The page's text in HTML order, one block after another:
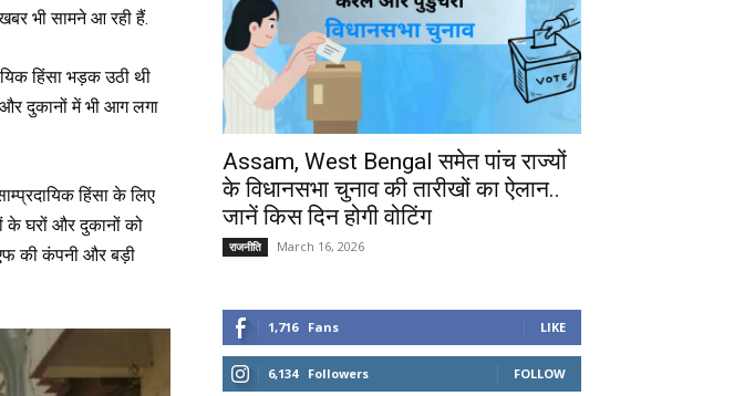
भी सामने आ रही हैं.
हिंसा भड़क उठी थी
दुकानों में भी आग लगा
हिंसा के लिए
के घरों और दुकानों को
एफ की कंपनी और बड़ी
Assam, West Bengal समेत पांच राज्यों
के विधानसभा चुनाव की तारीखों का ऐलान..
जानें किस दिन होगी वोटिंग
राजनीति March 16, 2026
1,716 Fans LIKE
6,134 Followers FOLLOW